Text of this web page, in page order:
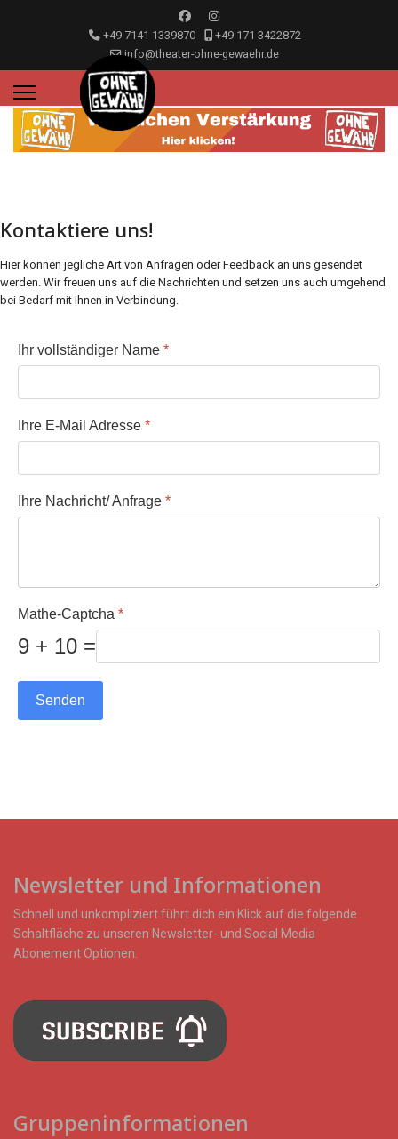
+49 7141 1339870
+49 171 3422872
info@theater-ohne-gewaehr.de
Kontaktiere uns!
Hier können jegliche Art von Anfragen oder Feedback an uns gesendet
werden. Wir freuen uns auf die Nachrichten und setzen uns auch umgehend
bei Bedarf mit Ihnen in Verbindung.
Ihr vollständiger Name *
Ihre E-Mail Adresse *
Ihre Nachricht/ Anfrage *
Mathe-Captcha *
9 + 10 =
Senden
Newsletter und Informationen
Schnell und unkompliziert führt dich ein Klick auf die folgende
Schaltfläche zu unseren Newsletter- und Social Media
Abonement Optionen.
Gruppeninformationen